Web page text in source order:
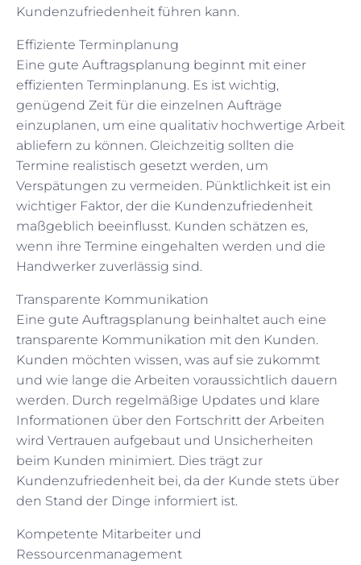
Kundenzufriedenheit führen kann.
Effiziente Terminplanung
Eine gute Auftragsplanung beginnt mit einer
effizienten Terminplanung. Es ist wichtig,
genügend Zeit für die einzelnen Aufträge
einzuplanen, um eine qualitativ hochwertige Arbeit
abliefern zu können. Gleichzeitig sollten die
Termine realistisch gesetzt werden, um
Verspätungen zu vermeiden. Pünktlichkeit ist ein
wichtiger Faktor, der die Kundenzufriedenheit
maßgeblich beeinflusst. Kunden schätzen es,
wenn ihre Termine eingehalten werden und die
Handwerker zuverlässig sind.
Transparente Kommunikation
Eine gute Auftragsplanung beinhaltet auch eine
transparente Kommunikation mit den Kunden.
Kunden möchten wissen, was auf sie zukommt
und wie lange die Arbeiten voraussichtlich dauern
werden. Durch regelmäßige Updates und klare
Informationen über den Fortschritt der Arbeiten
wird Vertrauen aufgebaut und Unsicherheiten
beim Kunden minimiert. Dies trägt zur
Kundenzufriedenheit bei, da der Kunde stets über
den Stand der Dinge informiert ist.
Kompetente Mitarbeiter und
Ressourcenmanagement